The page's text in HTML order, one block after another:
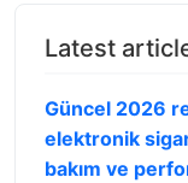
Latest
Güncel 2026
elektronik
bakım ve